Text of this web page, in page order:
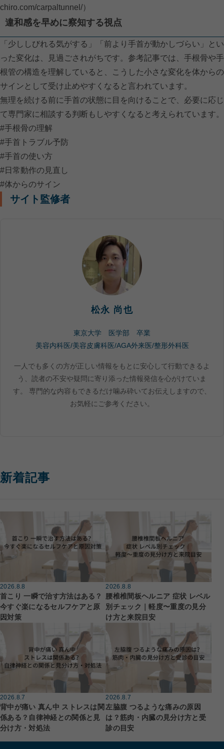
chiro.com/carpaltunnel/）
違和感を早めに察知する視点
「少ししびれる気がする」「前より手首が動かしづらい」とい
った変化は、見過ごされがちです。参考記事では、手根骨や手
根管の構造を理解していると、こうした小さな変化を体からの
サインとして受け止めやすくなると言われています。
無理を続ける前に手首の状態に目を向けることで、必要に応じ
て専門家に相談する判断もしやすくなると考えられています。
#手根骨の理解
#手首トラブル予防
#手首の使い方
#日常動作の見直し
#体からのサイン
サイト監修者
松永 尚也
東京大学 医学部 卒業
美容内科医/美容皮膚科医/AGA外来医/整形外科医
一人でも多くの方が正しい情報をもとに安心して行動できるよ
う、読者の不安や疑問に寄り添った情報発信を心がけていま
す。 専門的な内容もできるだけ噛み砕いてお伝えしますので、
お気軽にご参考ください。
新着記事
2026.8.8
首こり 一瞬で治す方法はある？
今すぐ楽になるセルフケアと原
因対策
2026.8.8
腰椎椎間板ヘルニア 症状 レベル
別チェック｜軽度〜重度の見分
け方と来院目安
2026.8.7
背中が痛い 真ん中 ストレスは関
係ある？自律神経との関係と見
分け方・対処法
2026.8.7
左脇腹 つるような痛みの原因
は？筋肉・内臓の見分け方と受
診の目安